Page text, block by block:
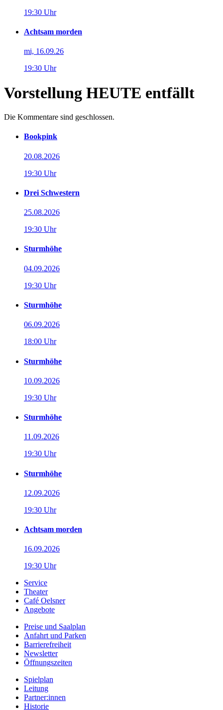
19:30 Uhr
Achtsam morden
mi, 16.09.26
19:30 Uhr
Vorstellung HEUTE entfällt
Die Kommentare sind geschlossen.
Bookpink
20.08.2026
19:30 Uhr
Drei Schwestern
25.08.2026
19:30 Uhr
Sturmhöhe
04.09.2026
19:30 Uhr
Sturmhöhe
06.09.2026
18:00 Uhr
Sturmhöhe
10.09.2026
19:30 Uhr
Sturmhöhe
11.09.2026
19:30 Uhr
Sturmhöhe
12.09.2026
19:30 Uhr
Achtsam morden
16.09.2026
19:30 Uhr
Service
Theater
Café Oelsner
Angebote
Preise und Saalplan
Anfahrt und Parken
Barrierefreiheit
Newsletter
Öffnungszeiten
Spielplan
Leitung
Partner:innen
Historie